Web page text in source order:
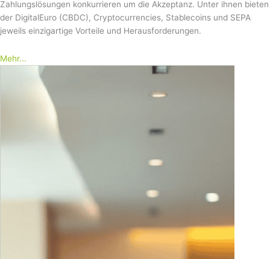
Zahlungslösungen konkurrieren um die Akzeptanz. Unter ihnen bieten
der DigitalEuro (CBDC), Cryptocurrencies, Stablecoins und SEPA
jeweils einzigartige Vorteile und Herausforderungen.
Mehr...